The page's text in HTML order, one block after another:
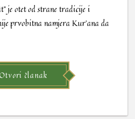
je otet od strane tradicije i
prvobitna namjera Kur’ana da
članak